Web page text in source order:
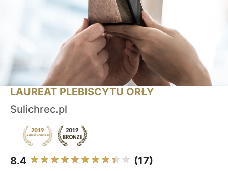
LAUREAT PLEBISCYTU ORŁY
Sulichrec.pl
8.4 (17)